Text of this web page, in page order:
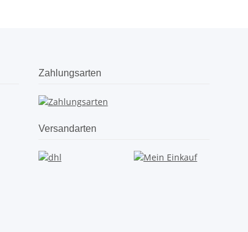
Zahlungsarten
Versandarten